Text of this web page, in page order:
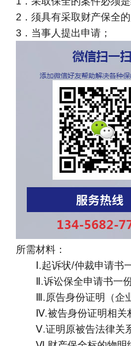
2．须具有采取财产保全的
3．当事人提出申请；
所需材料：
Ⅰ.起诉状/仲裁申请书一
Ⅱ.诉讼保全申请书一份
Ⅲ.原告身份证明（企业
Ⅳ.被告身份证明相关
Ⅴ.证明原被告法律关系